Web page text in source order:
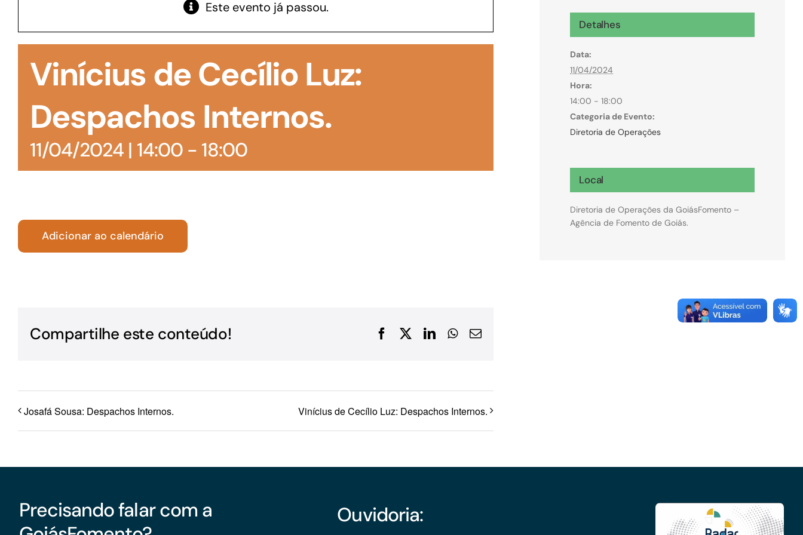
manutenção de estoques e despesas operacionais
realizar obras, dentre outros serviços
Microcrédito
Para MEI, microempresas e pessoas físicas
(feirantes e transportes)
Turismo
Este evento já passou.
Vinícius de Cecílio Luz:
Despachos Internos.
11/04/2024 | 14:00- 18:00
Adicionar ao calendário
Compartilhe este conteúdo! FacebookLinkedInWhatsApp
E-
Josafá Sousa: Despachos Internos. Vinícius de Cecílio Luz: Despachos Internos.
Detalhes
Data:
11/04/2024
Hora:
14:00 - 18:00
Categoria de Evento:
Diretoria de Operações
Local
Diretoria de Operações da GoiásFomento –
Agência de Fomento de Goiás.
Precisando falar com a
Ouvidoria: